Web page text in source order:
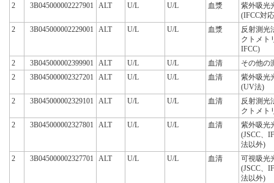
2
3B045000002227901 ALT U/L U/L 血漿
紫外吸光
(IFCC対
2
3B045000002229001 ALT U/L U/L 血漿
反射測光
クトメト
IFCC)
2
3B045000002399901 ALT U/L U/L 血清
その他の
2
3B045000002327201 ALT U/L U/L 血清
紫外吸光
(UV法)
2
3B045000002329101 ALT U/L U/L 血清
反射測光
クトメト
2
3B045000002327801 ALT U/L U/L 血清
紫外吸光
(JSCC、
法以外)
2
3B045000002327701 ALT U/L U/L 血清
可視吸光
(JSCC、
法以外)